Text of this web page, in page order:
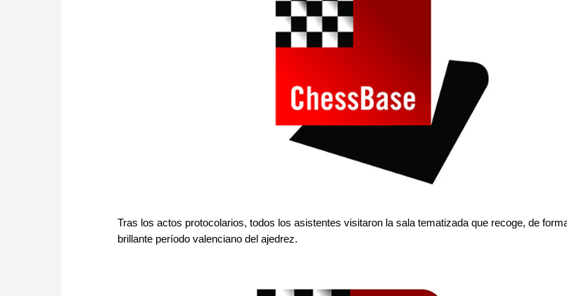
Tras los actos protocolarios, todos los asistentes visitaron la sala tematizada que recoge, de
brillante período valenciano del ajedrez.